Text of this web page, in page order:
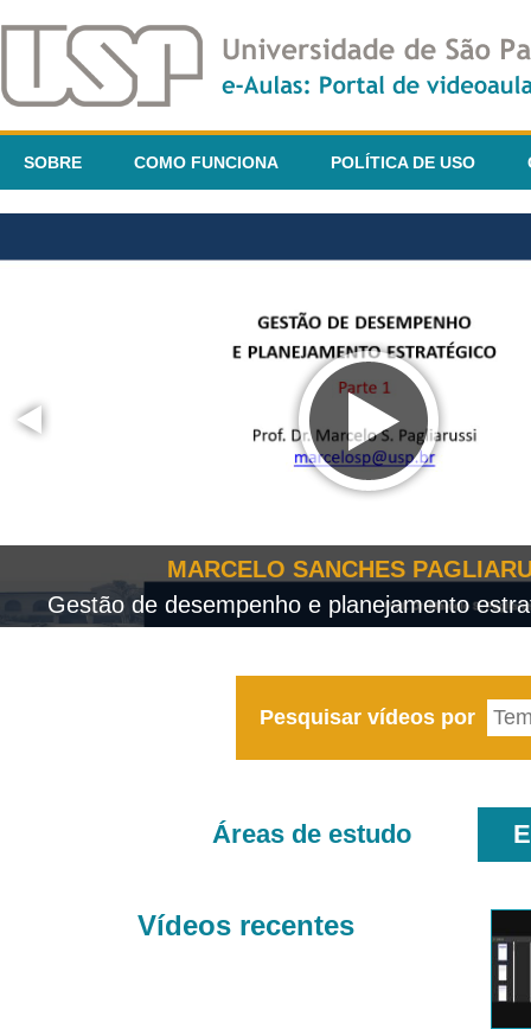
SOBRE COMO FUNCIONA POLÍTICA DE USO
MARCELO SANCHES
Gestão de desempenho e planejamento
Pesquisar vídeos por
Áreas de estudo
Vídeos recentes